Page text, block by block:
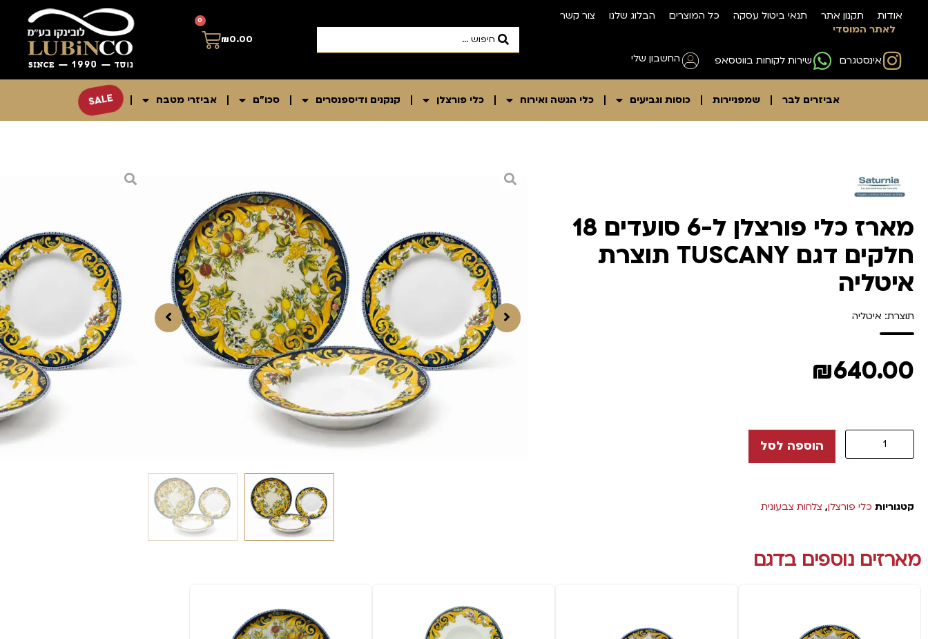
אודות תקנון אתר תנאי ביטול עסקה כל המוצרים הבלוג שלנו
צור קשר
לאתר המוסדי
אינסטגרם שירות לקוחות בווטסאפ החשבון שלי
₪0.00
0
אביזרים לבר שמפניירות כוסות וגביעים כלי הגשה ואירוח כלי פורצלן קנקנים ודיספנסרים סכו"ם אביזרי מטבח SALE
מארז כלי פורצלן ל-6 סועדים 18
חלקים דגם TUSCANY תוצרת
איטליה
תוצרת: איטליה
₪640.00
הוספה לסל
קטגוריות כלי פורצלן, צלחות צבעונית
מארזים נוספים בדגם